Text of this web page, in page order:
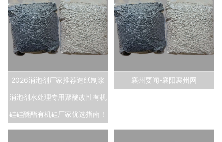
2026消泡剂厂家推荐造纸制浆
消泡剂水处理专用聚醚改性有机
硅硅醚酯有机硅厂家优选指南！
襄州要闻-襄阳襄州网